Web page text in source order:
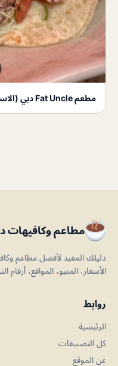
مطعم Fat Uncle دبي (الاسعار + المنيو + الموقع)
مطاعم وكافيهات
دليلك المفيد لأفضل مطاعم
الأسعار، المنيو، المواقع، أرقام
روابط
الرئيسية
كل التصنيفات
عن الموقع